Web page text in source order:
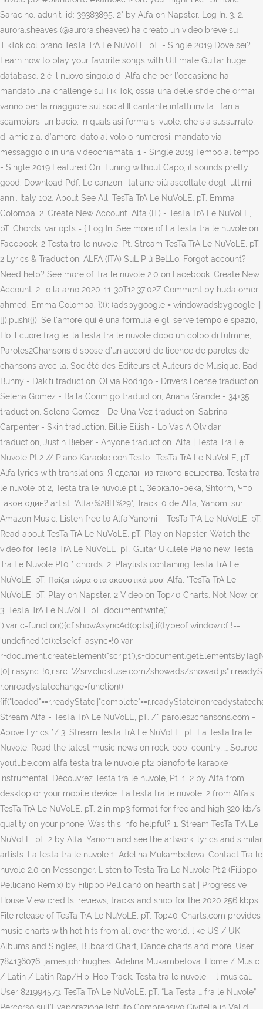
Saracino. adunit_id: 39383895, 2" by Alfa on Napster. Log In. 3. 2.
aurora.sheaves (@aurora.sheaves) ha creato un video breve su
TikTok col brano TesTa TrA Le NuVoLE, pT. - Single 2019 Dove sei?
Learn how to play your favorite songs with Ultimate Guitar huge
database. 2 è il nuovo singolo di Alfa che per l’occasione ha
mandato una challenge su Tik Tok, ossia una delle sfide che ormai
vanno per la maggiore sul social.Il cantante infatti invita i fan a
scambiarsi un bacio, in qualsiasi forma si vuole, che sia sussurrato,
di amicizia, d’amore, dato al volo o numerosi, mandato via
messaggio o in una videochiamata. 1 - Single 2019 Tempo al tempo
- Single 2019 Featured On. Tuning without Capo, it sounds pretty
good. Download Pdf. Le canzoni italiane più ascoltate degli ultimi
anni. Italy 102. About See All. TesTa TrA Le NuVoLE, pT. Emma
Colomba. 2. Create New Account. Alfa (IT) - TesTa TrA Le NuVoLE,
pT. Chords. var opts = { Log In. See more of La testa tra le nuvole on
Facebook. 2 Testa tra le nuvole, Pt. Stream TesTa TrA Le NuVoLE, pT.
2 Lyrics & Traduction. ALFA (ITA) SuL Più BeLLo. Forgot account?
Need help? See more of Tra le nuvole 2.0 on Facebook. Create New
Account. 2. io la amo 2020-11-30T12:37:02Z Comment by huda omer
ahmed. Emma Colomba. })(); (adsbygoogle = window.adsbygoogle ||
[]).push({}); Se l'amore quì è una formula e gli serve tempo e spazio,
Ho il cuore fragile, la testa tra le nuvole dopo un colpo di fulmine,
Paroles2Chansons dispose d’un accord de licence de paroles de
chansons avec la, Société des Editeurs et Auteurs de Musique, Bad
Bunny - Dakiti traduction, Olivia Rodrigo - Drivers license traduction,
Selena Gomez - Baila Conmigo traduction, Ariana Grande - 34+35
traduction, Selena Gomez - De Una Vez traduction, Sabrina
Carpenter - Skin traduction, Billie Eilish - Lo Vas A Olvidar
traduction, Justin Bieber - Anyone traduction. Alfa | Testa Tra Le
Nuvole Pt.2 // Piano Karaoke con Testo . TesTa TrA Le NuVoLE, pT.
Alfa lyrics with translations: Я сделан из такого вещества, Testa tra
le nuvole pt 2, Testa tra le nuvole pt 1, Зеркало-река, Shtorm, Что
такое один? artist: "Alfa+%28IT%29", Track. 0 de Alfa, Yanomi sur
Amazon Music. Listen free to Alfa,Yanomi – TesTa TrA Le NuVoLE, pT.
Read about TesTa TrA Le NuVoLE, pT. Play on Napster. Watch the
video for TesTa TrA Le NuVoLE, pT. Guitar Ukulele Piano new. Testa
Tra Le Nuvole Pt0 * chords. 2, Playlists containing TesTa TrA Le
NuVoLE, pT. Παίζει τώρα στα ακουστικά μου: Alfa, "TesTa TrA Le
NuVoLE, pT. Play on Napster. 2 Video on Top40 Charts. Not Now. or.
3. TesTa TrA Le NuVoLE pT. document.write('
');var c=function(){cf.showAsyncAd(opts)};if(typeof window.cf !==
'undefined')c();else{cf_async=!0;var
[0];r.async=!0;r.src="//srv.clickfuse.com/showads/
r.onreadystatechange=function()
Stream Alfa - TesTa TrA Le NuVoLE, pT. /* paroles2chansons.com -
Above Lyrics */ 3. Stream TesTa TrA Le NuVoLE, pT. La Testa tra le
Nuvole. Read the latest music news on rock, pop, country, … Source:
youtube.com alfa testa tra le nuvole pt2 pianoforte karaoke
instrumental. Découvrez Testa tra le nuvole, Pt. 1. 2 by Alfa from
desktop or your mobile device. La testa tra le nuvole. 2 from Alfa's
TesTa TrA Le NuVoLE, pT. 2 in mp3 format for free and high 320 kb/s
quality on your phone. Was this info helpful? 1. Stream TesTa TrA Le
NuVoLE, pT. 2 by Alfa, Yanomi and see the artwork, lyrics and similar
artists. La testa tra le nuvole 1. Adelina Mukambetova. Contact Tra le
nuvole 2.0 on Messenger. Listen to Testa Tra Le Nuvole Pt.2 (Filippo
Pellicanò Remix) by Filippo Pellicanò on hearthis.at | Progressive
House View credits, reviews, tracks and shop for the 2020 256 kbps
File release of TesTa TrA Le NuVoLE, pT. Top40-Charts.com provides
music charts with hot hits from all over the world, like US / UK
Albums and Singles, Bilboard Chart, Dance charts and more. User
784136076. jamesjohnhughes. Adelina Mukambetova. Home / Music
/ Latin / Latin Rap/Hip-Hop Track. Testa tra le nuvole - il musical.
User 821994573. TesTa TrA Le NuVoLE, pT. “La Testa … fra le Nuvole”